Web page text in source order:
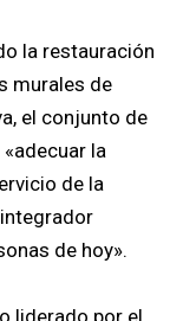
la restauración
murales de
el conjunto de
la
de la
de hoy».
liderado por el